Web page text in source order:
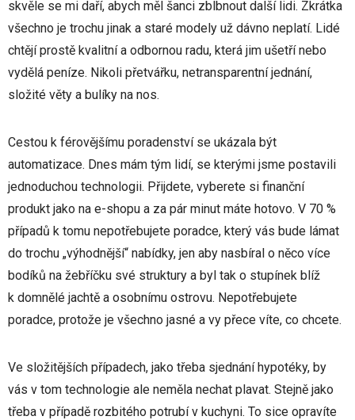
skvěle se mi daří, abych měl šanci zblbnout další lidi. Zkrátka
všechno je trochu jinak a staré modely už dávno neplatí. Lidé
chtějí prostě kvalitní a odbornou radu, která jim ušetří nebo
vydělá peníze. Nikoli přetvářku, netransparentní jednání,
složité věty a bulíky na nos.
Cestou k férovějšímu poradenství se ukázala být
automatizace. Dnes mám tým lidí, se kterými jsme postavili
jednoduchou technologii. Přijdete, vyberete si finanční
produkt jako na e-shopu a za pár minut máte hotovo. V 70 %
případů k tomu nepotřebujete poradce, který vás bude lámat
do trochu „výhodnější“ nabídky, jen aby nasbíral o něco více
bodíků na žebříčku své struktury a byl tak o stupínek blíž
k domnělé jachtě a osobnímu ostrovu. Nepotřebujete
poradce, protože je všechno jasné a vy přece víte, co chcete.
Ve složitějších případech, jako třeba sjednání hypotéky, by
vás v tom technologie ale neměla nechat plavat. Stejně jako
třeba v případě rozbitého potrubí v kuchyni. To sice opravíte